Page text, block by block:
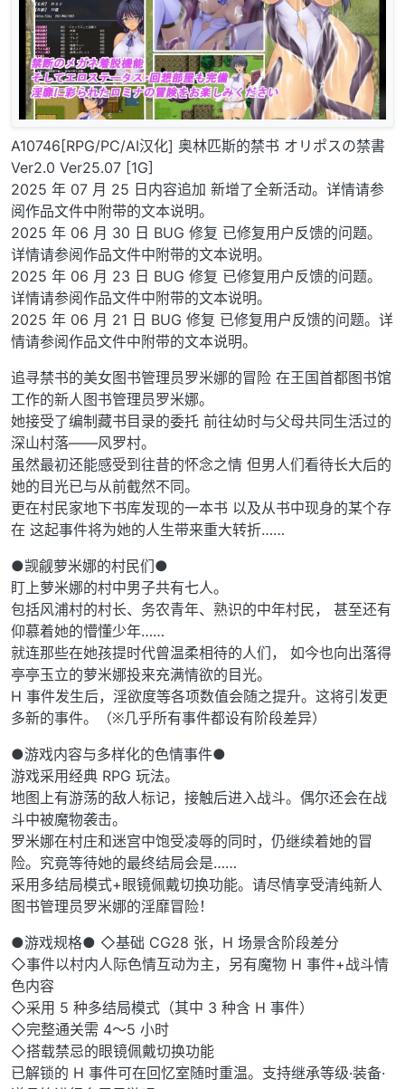
A10746[RPG/PC/AI汉化] 奥林匹斯的禁书 オリポスの禁書
Ver2.0 Ver25.07 [1G]
2025 年 07 月 25 日内容追加 新增了全新活动。详情请参
阅作品文件中附带的文本说明。
2025 年 06 月 30 日 BUG 修复 已修复用户反馈的问题。
详情请参阅作品文件中附带的文本说明。
2025 年 06 月 23 日 BUG 修复 已修复用户反馈的问题。
详情请参阅作品文件中附带的文本说明。
2025 年 06 月 21 日 BUG 修复 已修复用户反馈的问题。详
情请参阅作品文件中附带的文本说明。
追寻禁书的美女图书管理员罗米娜的冒险 在王国首都图书馆
工作的新人图书管理员罗米娜。
她接受了编制藏书目录的委托 前往幼时与父母共同生活过的
深山村落——风罗村。
虽然最初还能感受到往昔的怀念之情 但男人们看待长大后的
她的目光已与从前截然不同。
更在村民家地下书库发现的一本书 以及从书中现身的某个存
在 这起事件将为她的人生带来重大转折……
●觊觎萝米娜的村民们●
盯上萝米娜的村中男子共有七人。
包括风浦村的村长、务农青年、熟识的中年村民， 甚至还有
仰慕着她的懵懂少年……
就连那些在她孩提时代曾温柔相待的人们， 如今也向出落得
亭亭玉立的萝米娜投来充满情欲的目光。
H 事件发生后，淫欲度等各项数值会随之提升。这将引发更
多新的事件。（※几乎所有事件都设有阶段差异）
●游戏内容与多样化的色情事件●
游戏采用经典 RPG 玩法。
地图上有游荡的敌人标记，接触后进入战斗。偶尔还会在战
斗中被魔物袭击。
罗米娜在村庄和迷宫中饱受凌辱的同时，仍继续着她的冒
险。究竟等待她的最终结局会是……
采用多结局模式+眼镜佩戴切换功能。请尽情享受清纯新人
图书管理员罗米娜的淫靡冒险！
●游戏规格● ◇基础 CG28 张，H 场景含阶段差分
◇事件以村内人际色情互动为主，另有魔物 H 事件+战斗情
色内容
◇采用 5 种多结局模式（其中 3 种含 H 事件）
◇完整通关需 4～5 小时
◇搭载禁忌的眼镜佩戴切换功能
已解锁的 H 事件可在回忆室随时重温。支持继承等级·装备·